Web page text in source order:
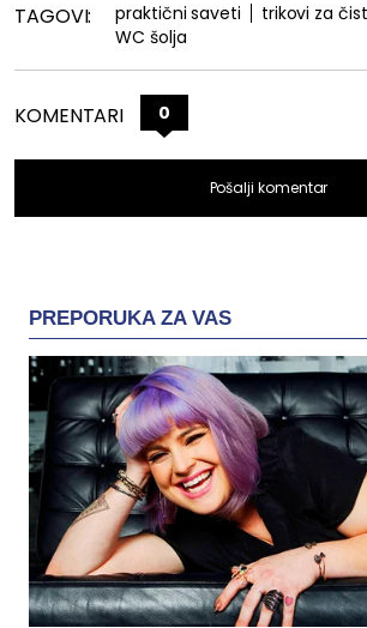
TAGOVI: praktični saveti trikovi za
WC šolja
KOMENTARI 0
Pošalji komentar
PREPORUKA ZA VAS